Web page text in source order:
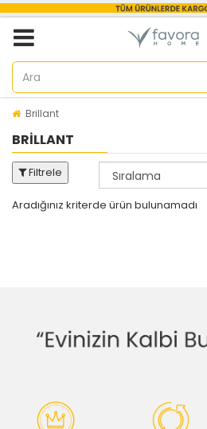
Brillant
BRILLANT
Filtrele
Aradığınız kriterde ürün bulunamadı